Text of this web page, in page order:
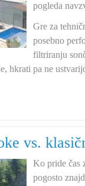
pogleda
Gre za
posebno
filtriranju
hkrati pa ne
vs.
Ko pride čas
pogosto